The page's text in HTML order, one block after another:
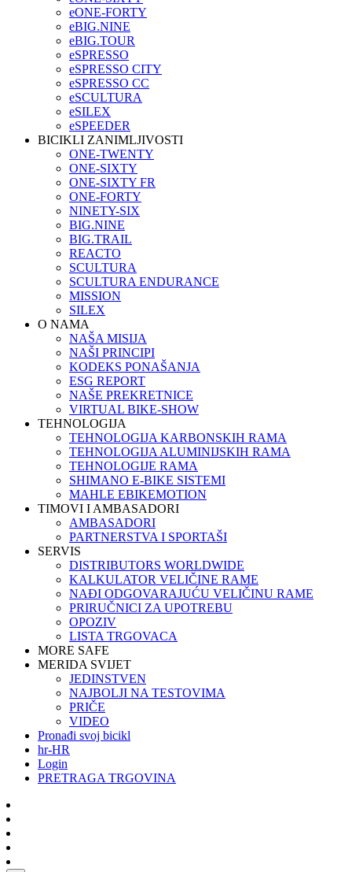
eONE-FORTY
eBIG.NINE
eBIG.TOUR
eSPRESSO
eSPRESSO CITY
eSPRESSO CC
eSCULTURA
eSILEX
eSPEEDER
BICIKLI ZANIMLJIVOSTI
ONE-TWENTY
ONE-SIXTY
ONE-SIXTY FR
ONE-FORTY
NINETY-SIX
BIG.NINE
BIG.TRAIL
REACTO
SCULTURA
SCULTURA ENDURANCE
MISSION
SILEX
O NAMA
NAŠA MISIJA
NAŠI PRINCIPI
KODEKS PONAŠANJA
ESG REPORT
NAŠE PREKRETNICE
VIRTUAL BIKE-SHOW
TEHNOLOGIJA
TEHNOLOGIJA KARBONSKIH RAMA
TEHNOLOGIJA ALUMINIJSKIH RAMA
TEHNOLOGIJE RAMA
SHIMANO E-BIKE SISTEMI
MAHLE EBIKEMOTION
TIMOVI I AMBASADORI
AMBASADORI
PARTNERSTVA I SPORTAŠI
SERVIS
DISTRIBUTORS WORLDWIDE
KALKULATOR VELIČINE RAME
NAĐI ODGOVARAJUĆU VELIČINU RAME
PRIRUČNICI ZA UPOTREBU
OPOZIV
LISTA TRGOVACA
MORE SAFE
MERIDA SVIJET
JEDINSTVEN
NAJBOLJI NA TESTOVIMA
PRIČE
VIDEO
Pronađi svoj bicikl
hr-HR
Login
PRETRAGA TRGOVINA